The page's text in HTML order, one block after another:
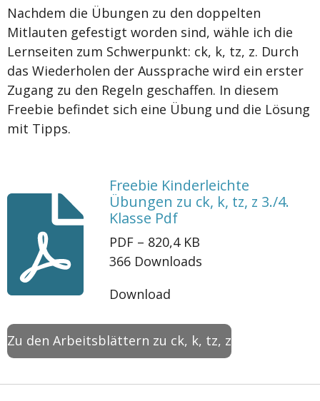
Nachdem die Übungen zu den doppelten
Mitlauten gefestigt worden sind, wähle ich die
Lernseiten zum Schwerpunkt: ck, k, tz, z. Durch
das Wiederholen der Aussprache wird ein erster
Zugang zu den Regeln geschaffen. In diesem
Freebie befindet sich eine Übung und die Lösung
mit Tipps.
Freebie Kinderleichte
Übungen zu ck, k, tz, z 3./4.
Klasse Pdf
PDF – 820,4 KB
366 Downloads
Download
Zu den Arbeitsblättern zu ck, k, tz, z